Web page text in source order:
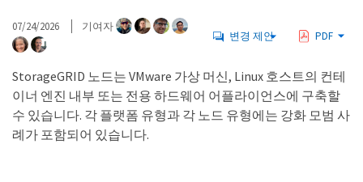
07/24/2026 기여자
변경 제안 PDF
StorageGRID 노드는 VMware 가상 머신, Linux 호스트의 컨테
이너 엔진 내부 또는 전용 하드웨어 어플라이언스에 구축할
수 있습니다. 각 플랫폼 유형과 각 노드 유형에는 강화 모범 사
례가 포함되어 있습니다.